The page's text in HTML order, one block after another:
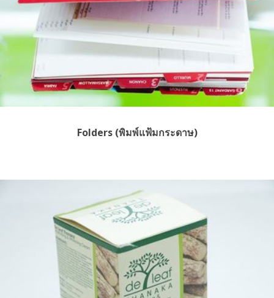
Folders (พิมพ์แฟ้มกระดาษ)